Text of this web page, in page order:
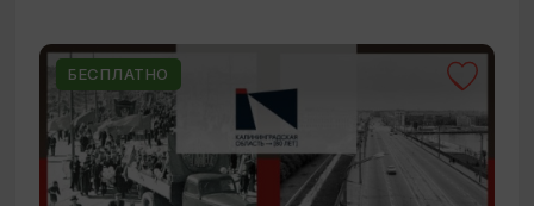
БЕСПЛАТНО